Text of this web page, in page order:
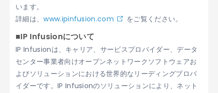
います。
詳細は、www.ipinfusion.com をご覧ください。
■IP Infusionについて
IP Infusionは、キャリア、サービスプロバイダー、データ
センター事業者向けオープンネットワークソフトウェアお
よびソリューションにおける世界的なリーディングプロバ
イダーです。IP Infusionのソリューションにより、ネット